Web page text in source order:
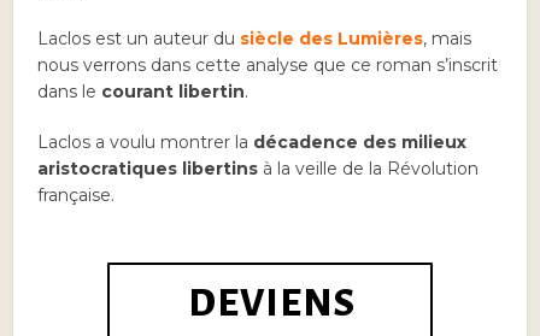
Laclos est un auteur du siècle des Lumières, mais
nous verrons dans cette analyse que ce roman s’inscrit
dans le courant libertin.
Laclos a voulu montrer la décadence des milieux
aristocratiques libertins à la veille de la Révolution
française.
DEVIENS